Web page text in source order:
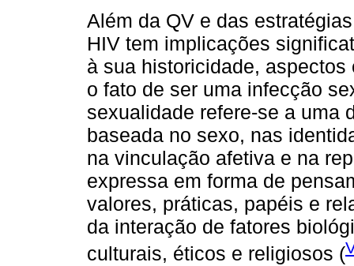
Além da QV e das
HIV tem implicações
à sua historicidade,
o fato de ser uma infecção
sexualidade refere-se a uma
baseada no sexo, nas
na vinculação afetiva e na
expressa em forma de
valores, práticas, papéis e
da interação de fatores
culturais, éticos e religiosos (